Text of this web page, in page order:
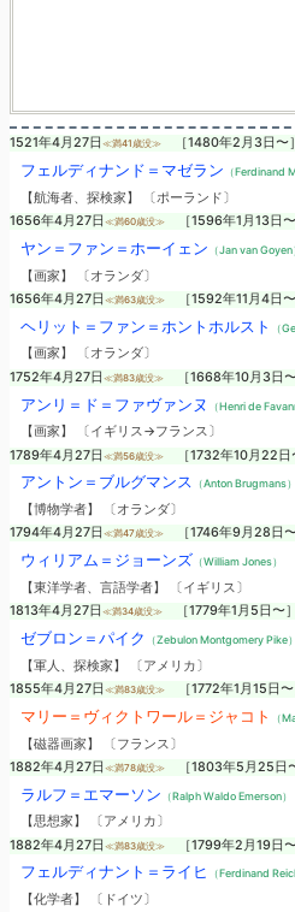
1521年4月27日 ≪満41歳没≫ ［1480年2月3日〜］
フェルディナンド＝マゼラン （Ferdinand
【航海者、探検家】 〔ポーランド〕
1656年4月27日 ≪満60歳没≫ ［1596年1月13日〜
ヤン＝ファン＝ホーイェン （Jan van Goyen
【画家】 〔オランダ〕
1656年4月27日 ≪満63歳没≫ ［1592年11月4日〜
ヘリット＝ファン＝ホントホルスト （
【画家】 〔オランダ〕
1752年4月27日 ≪満83歳没≫ ［1668年10月3日〜
アンリ＝ド＝ファヴァンヌ （Henri de
【画家】 〔イギリス→フランス〕
1789年4月27日 ≪満56歳没≫ ［1732年10月22日
アントン＝ブルグマンス （Anton Brugmans）
【博物学者】 〔オランダ〕
1794年4月27日 ≪満47歳没≫ ［1746年9月28日〜
ウィリアム＝ジョーンズ （William Jones）
【東洋学者、言語学者】 〔イギリス〕
1813年4月27日 ≪満34歳没≫ ［1779年1月5日〜］
ゼブロン＝パイク （Zebulon Montgomery Pike）
【軍人、探検家】 〔アメリカ〕
1855年4月27日 ≪満83歳没≫ ［1772年1月15日〜
マリー＝ヴィクトワール＝ジャコト （
【磁器画家】 〔フランス〕
1882年4月27日 ≪満78歳没≫ ［1803年5月25日
ラルフ＝エマーソン （Ralph Waldo Emerson）
【思想家】 〔アメリカ〕
1882年4月27日 ≪満83歳没≫ ［1799年2月19日〜
フェルディナント＝ライヒ （Ferdinand
【化学者】 〔ドイツ〕